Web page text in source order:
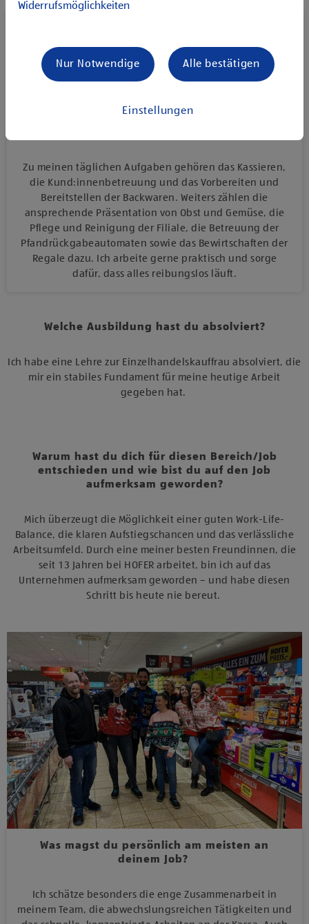
Teil des Teams und schätze besonders die Dynamik und
die Abwechslung in meinem Arbeitsalltag. Am Bild seht
Pausenraum.
Zu meinen täglichen Aufgaben gehören das Kassieren,
die Kund:innenbetreuung und das Vorbereiten und
Bereitstellen der Backwaren. Weiters zählen die
ansprechende Präsentation von Obst und Gemüse, die
Pflege und Reinigung der Filiale, die Betreuung der
Pfandrückgabeautomaten sowie das Bewirtschaften der
Regale dazu. Ich arbeite gerne praktisch und sorge
dafür, dass alles reibungslos läuft.
Welche Ausbildung hast du absolviert?
Ich habe eine Lehre zur Einzelhandelskauffrau absolviert, die
mir ein stabiles Fundament für meine heutige Arbeit
gegeben hat.
Warum hast du dich für diesen Bereich/Job
entschieden und wie bist du auf den Job
aufmerksam geworden?
Mich überzeugt die Möglichkeit einer guten Work-Life-
Balance, die klaren Aufstiegschancen und das verlässliche
Arbeitsumfeld. Durch eine meiner besten Freundinnen, die
seit 13 Jahren bei HOFER arbeitet, bin ich auf das
Unternehmen aufmerksam geworden – und habe diesen
Schritt bis heute nie bereut.
Was magst du persönlich am meisten an
deinem Job?
Ich schätze besonders die enge Zusammenarbeit in
meinem Team, die abwechslungsreichen Tätigkeiten und
Widerrufsmöglichkeiten
Einstellungen
Nur Notwendige Alle bestätigen